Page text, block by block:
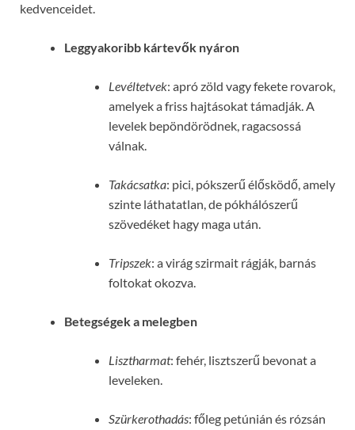
kedvenceidet.
Leggyakoribb kártevők nyáron
Levéltetvek: apró zöld vagy fekete rovarok,
amelyek a friss hajtásokat támadják. A
levelek bepöndörödnek, ragacsossá
válnak.
Takácsatka: pici, pókszerű élősködő, amely
szinte láthatatlan, de pókhálószerű
szövedéket hagy maga után.
Tripszek: a virág szirmait rágják, barnás
foltokat okozva.
Betegségek a melegben
Lisztharmat: fehér, lisztszerű bevonat a
leveleken.
Szürkerothadás: főleg petúnián és rózsán